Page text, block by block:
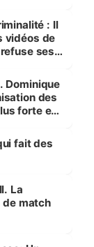
: Il
vidéos de
ses
Dominique
des
forte et
»
fait des
La
de match